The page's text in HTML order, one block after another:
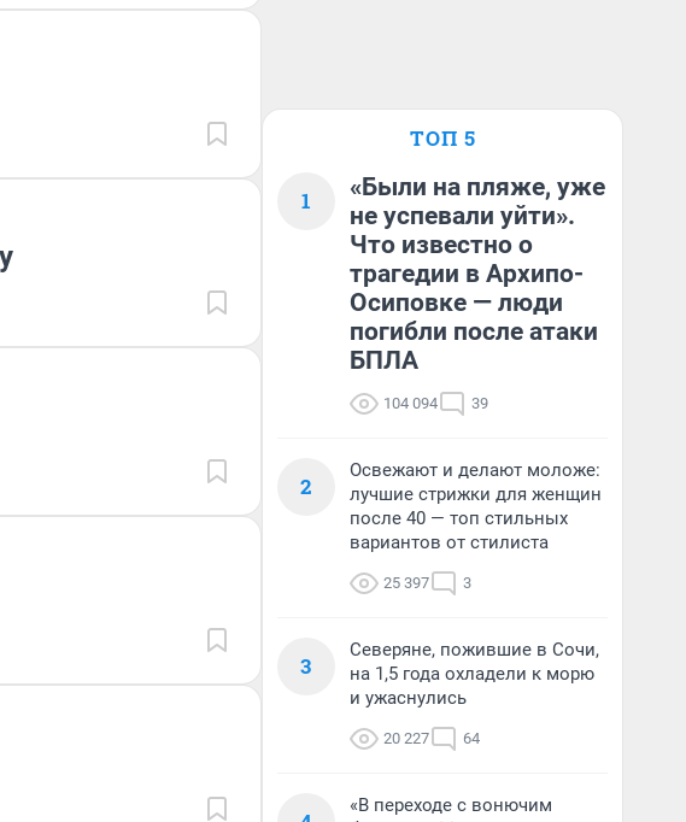
ТОП 5
1
«Были на пляже, уже
не успевали уйти».
Что известно о
трагедии в Архипо-
Осиповке — люди
погибли после атаки
БПЛА
104 094 39
2
Освежают и делают моложе:
лучшие стрижки для женщин
после 40 — топ стильных
вариантов от стилиста
25 397 3
3
Северяне, пожившие в Сочи,
на 1,5 года охладели к морю
и ужаснулись
20 227 64
«В переходе с вонючим